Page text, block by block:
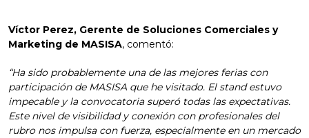
Víctor Perez, Gerente de Soluciones Comerciales y
Marketing de MASISA, comentó:
“Ha sido probablemente una de las mejores ferias con
participación de MASISA que he visitado. El stand estuvo
impecable y la convocatoria superó todas las expectativas.
Este nivel de visibilidad y conexión con profesionales del
rubro nos impulsa con fuerza, especialmente en un mercado